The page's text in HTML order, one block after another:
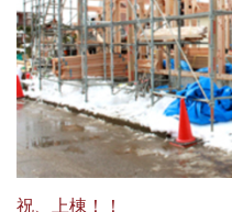
祝、上棟！！